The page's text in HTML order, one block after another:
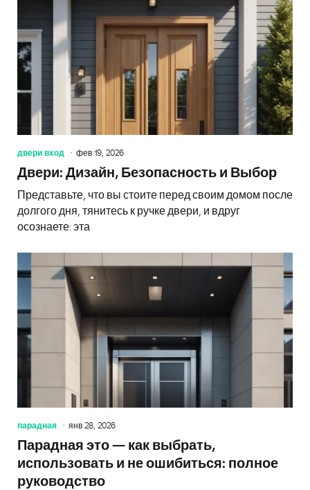
двери вход фев 19, 2026
Двери: Дизайн, Безопасность и Выбор
Представьте, что вы стоите перед своим домом после
долгого дня, тянитесь к ручке двери, и вдруг
осознаете: эта
парадная янв 28, 2026
Парадная это — как выбрать,
использовать и не ошибиться: полное
руководство